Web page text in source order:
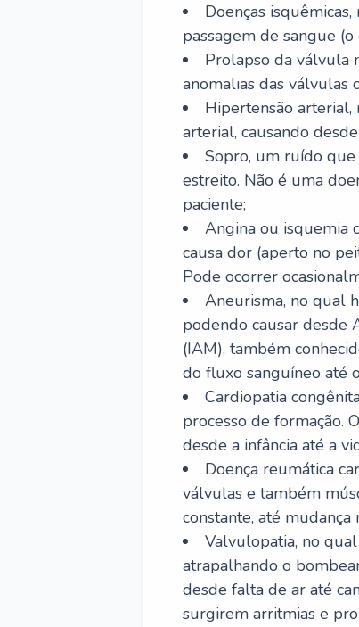
Doenças
passagem de sangue
Prolapso da válvula
anomalias das válvulas
Hipertensão arterial,
arterial, causando
Sopro, um ruído
estreito. Não é uma
paciente;
Angina ou isquemia
causa dor (aperto no
Pode ocorrer
Aneurisma, no qual
podendo causar desde
(IAM), também
do fluxo sanguíneo até
Cardiopatia
processo de formação.
desde a infância até a
Doença reumática
válvulas e também
constante, até mudança
Valvulopatia, no
atrapalhando o
desde falta de ar até
surgirem arritmias e